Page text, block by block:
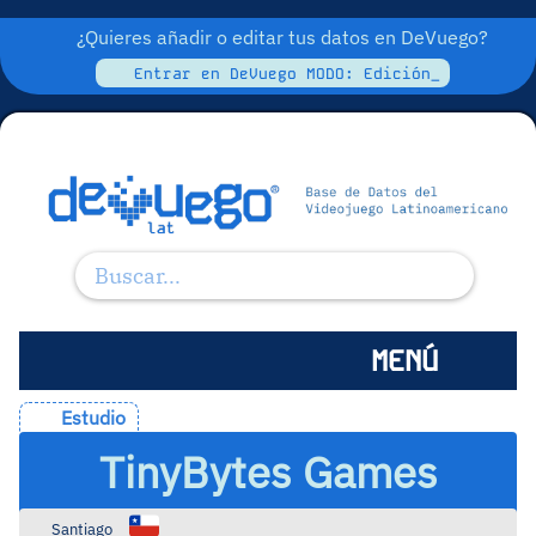
¿Quieres añadir o editar tus datos en DeVuego?
Entrar en DeVuego MODO: Edición_
MENÚ
Estudio
TinyBytes Games
Santiago